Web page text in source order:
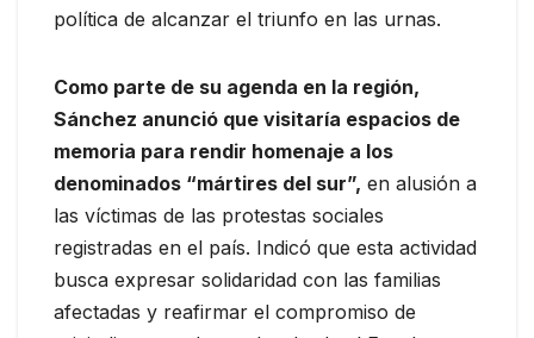
política de alcanzar el triunfo en las urnas.
Como parte de su agenda en la región,
Sánchez anunció que visitaría espacios de
memoria para rendir homenaje a los
denominados “mártires del sur”, en alusión a
las víctimas de las protestas sociales
registradas en el país. Indicó que esta actividad
busca expresar solidaridad con las familias
afectadas y reafirmar el compromiso de